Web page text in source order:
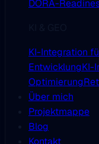
DORA-
KI-Integration
EntwicklungKI-
Optimierung
Über mich
Projektmappe
Blog
Kontakt